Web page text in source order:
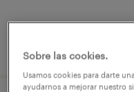
Sobre las cookies.
Usamos cookies para darte
ayudarnos a mejorar nuestro